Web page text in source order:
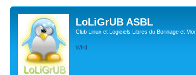
LoLiGrUB ASBL
Club Linux et Logiciels Libres du Borinage et
WIKI